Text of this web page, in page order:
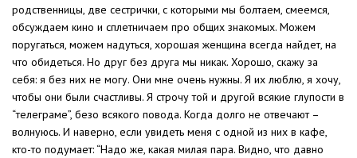
родственницы, две сестрички, с которыми мы болтаем, смеемся,
обсуждаем кино и сплетничаем про общих знакомых. Можем
поругаться, можем надуться, хорошая женщина всегда найдет, на
что обидеться. Но друг без друга мы никак. Хорошо, скажу за
себя: я без них не могу. Они мне очень нужны. Я их люблю, я хочу,
чтобы они были счастливы. Я строчу той и другой всякие глупости в
“телеграме”, безо всякого повода. Когда долго не отвечают –
волнуюсь. И наверно, если увидеть меня с одной из них в кафе,
кто-то подумает: “Надо же, какая милая пара. Видно, что давно